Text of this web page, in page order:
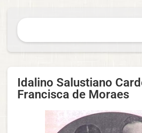
Idalino Salustiano
Francisca de Moraes